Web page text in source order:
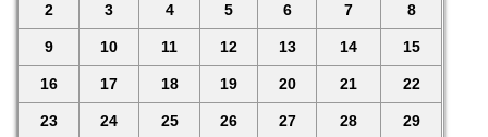
2 3 4 5 6 7 8
9 10 11 12 13 14 15
16 17 18 19 20 21 22
23 24 25 26 27 28 29